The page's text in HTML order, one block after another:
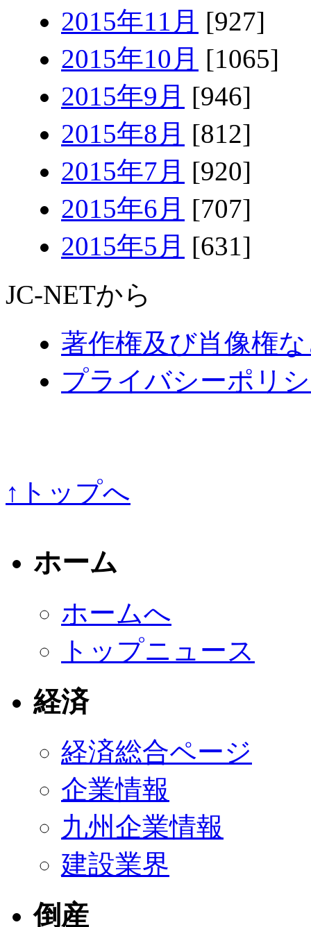
2015年11月 [927]
2015年10月 [1065]
2015年9月 [946]
2015年8月 [812]
2015年7月 [920]
2015年6月 [707]
2015年5月 [631]
JC-NETから
著作権及び肖像権
プライバシーポリ
↑トップへ
ホーム
ホームへ
トップニュース
経済
経済総合ページ
企業情報
九州企業情報
建設業界
倒産